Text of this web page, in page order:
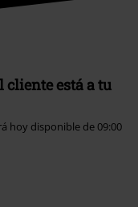
cliente está a tu
hoy disponible de 09:00